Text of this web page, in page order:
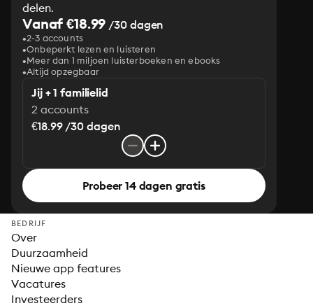
delen.
Vanaf €18.99 /30 dagen
2-3 accounts
Onbeperkt lezen en luisteren
Meer dan 1 miljoen luisterboeken en ebooks
Altijd opzegbaar
Jij + 1 familielid
2 accounts
€18.99 /30 dagen
Probeer 14 dagen gratis
BEDRIJF
Over
Duurzaamheid
Nieuwe app features
Vacatures
Investeerders